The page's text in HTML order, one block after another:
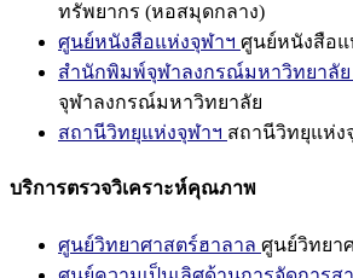
ทรัพยากร (หอสมุดกลาง)
ศูนย์หนังสือแห่งจุฬาฯ ศูนย์หนังสือแ
สำนักพิมพ์จุฬาลงกรณ์มหาวิทยาลัย
จุฬาลงกรณ์มหาวิทยาลัย
สถานีวิทยุแห่งจุฬาฯ สถานีวิทยุแห่ง
บริการตรวจวิเคราะห์คุณภาพ
ศูนย์วิทยาศาสตร์ฮาลาล ศูนย์วิทยา